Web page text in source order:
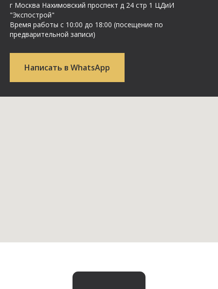
г Москва Нахимовский проспект д 24 стр 1 ЦДиИ
"Экспострой"
Время работы с 10:00 до 18:00 (посещение по
предварительной записи)
Написать в WhatsApp